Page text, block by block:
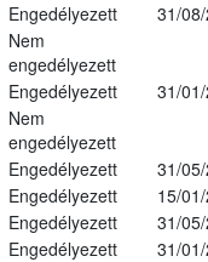
Engedélyezett
31/
Nem
engedélyezett
Engedélyezett
31/
Nem
engedélyezett
Engedélyezett
31/
Engedélyezett
15/
Engedélyezett
31/
Engedélyezett
31/